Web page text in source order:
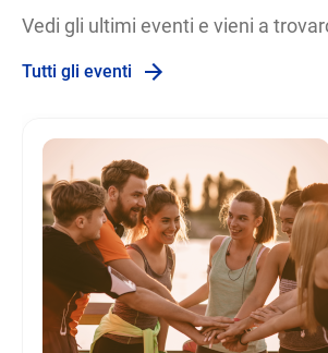
Vedi gli ultimi eventi e vieni a
Tutti gli eventi